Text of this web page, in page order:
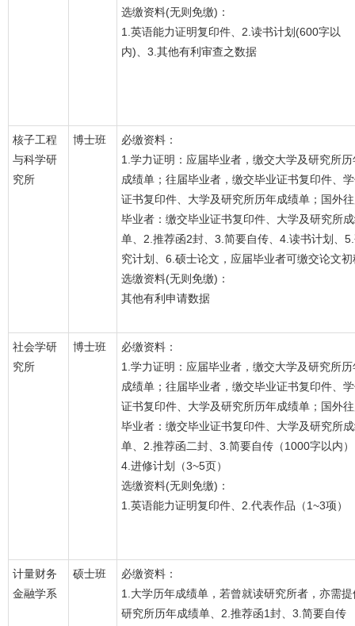
选缴资料(无则免缴)：
1.英语能力证明复印件、2.读书计划(600字以
内)、3.其他有利审查之数据
核子工程
与科学研
究所
博士班
必缴资料：
1.学力证明：应届毕业者，缴交大学及研究所历
成绩单；往届毕业者，缴交毕业证书复印件、
证书复印件、大学及研究所历年成绩单；国外
毕业者：缴交毕业证书复印件、大学及研究所
单、2.推荐函2封、3.简要自传、4.读书计划、
究计划、6.硕士论文，应届毕业者可缴交论文初
选缴资料(无则免缴)：
其他有利申请数据
社会学研
究所
博士班
必缴资料：
1.学力证明：应届毕业者，缴交大学及研究所历
成绩单；往届毕业者，缴交毕业证书复印件、
证书复印件、大学及研究所历年成绩单；国外
毕业者：缴交毕业证书复印件、大学及研究所
单、2.推荐函二封、3.简要自传（1000字以内
4.进修计划（3~5页）
选缴资料(无则免缴)：
1.英语能力证明复印件、2.代表作品（1~3项）
计量财务
金融学系
硕士班
必缴资料：
1.大学历年成绩单，若曾就读研究所者，亦需提
研究所历年成绩单、2.推荐函1封、3.简要自传